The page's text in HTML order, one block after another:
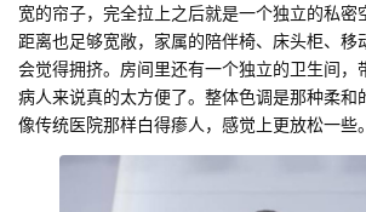
宽的帘子，完全拉上之后就是一个独立的私密
距离也足够宽敞，家属的陪伴椅、床头柜、移
会觉得拥挤。房间里还有一个独立的卫生间，
病人来说真的太方便了。整体色调是那种柔和
像传统医院那样白得瘆人，感觉上更放松一些。